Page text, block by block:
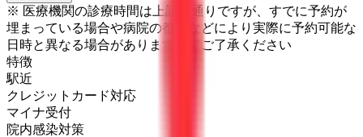
※ 医療機関の診療時間は上記の通りですが、すでに予約が
埋まっている場合や病院の都合などにより実際に予約可能な
日時と異なる場合がありますのでご了承ください
特徴
駅近
クレジットカード対応
マイナ受付
院内感染対策